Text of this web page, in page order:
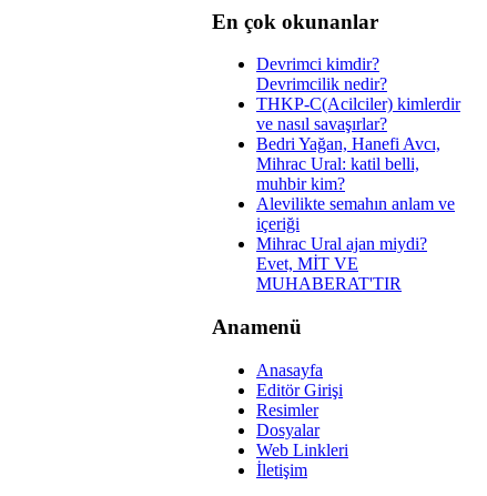
En çok okunanlar
Devrimci kimdir?
Devrimcilik nedir?
THKP-C(Acilciler) kimlerdir
ve nasıl savaşırlar?
Bedri Yağan, Hanefi Avcı,
Mihrac Ural: katil belli,
muhbir kim?
Alevilikte semahın anlam ve
içeriği
Mihrac Ural ajan miydi?
Evet, MİT VE
MUHABERAT'TIR
Anamenü
Anasayfa
Editör Girişi
Resimler
Dosyalar
Web Linkleri
İletişim